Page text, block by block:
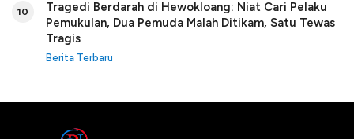
10
Tragedi Berdarah di Hewokloang: Niat Cari Pelaku
Pemukulan, Dua Pemuda Malah Ditikam, Satu Tewas
Tragis
Berita Terbaru